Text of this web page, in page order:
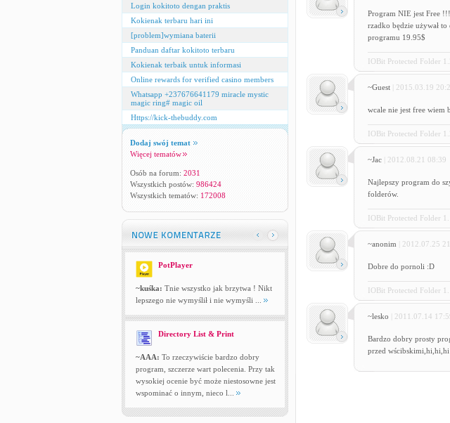
Login kokitoto dengan praktis
Kokienak terbaru hari ini
[problem]wymiana baterii
Panduan daftar kokitoto terbaru
Kokienak terbaik untuk informasi
Online rewards for verified casino members
Whatsapp +237676641179 miracle mystic
magic ring# magic oil
Https://kick-thebuddy.com
Dodaj swój temat
Więcej tematów
Osób na forum: 2031
Wszystkich postów: 986424
Wszystkich tematów: 172008
PotPlayer
~kuśka: Tnie wszystko jak brzytwa ! Nikt
lepszego nie wymyślił i nie wymyśli ...
Directory List & Print
~AAA: To rzeczywiście bardzo dobry
program, szczerze wart polecenia. Przy tak
wysokiej ocenie być może niestosowne jest
wspominać o innym, nieco l...
Program NIE jest Free
rzadko będzie używał
programu 19.95$
IOBit Protected Folder
~Guest | 2015.03.19
wcale nie jest free wiem
IOBit Protected Folder
~Jac | 2012.08.21 08:39
Najlepszy program do
folderów.
IOBit Protected Folder
~anonim | 2012.07.25
Dobre do pornoli :D
IOBit Protected Folder
~lesko | 2011.07.14
Bardzo dobry prosty
przed wścibskimi,hi,hi,hi